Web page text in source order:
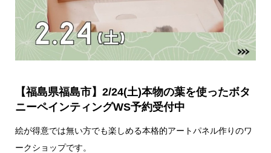
【福島県福島市】2/24(土)本物の葉を使ったボタ
ニーペインティングWS予約受付中
絵が得意では無い方でも楽しめる本格的アートパネル作りのワ
ークショップです。